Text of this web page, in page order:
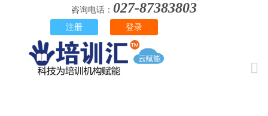
咨询电话： 027-87383803
注册 登录
为什么商家可以借助微信小程
序获得流量？
作者：培训汇 | 时间：2018-4-28 9:48:22